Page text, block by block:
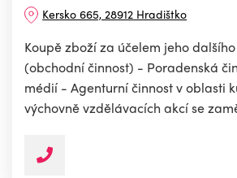
Kersko 665, 28912 Hradištko
Koupě zboží za účelem jeho
(obchodní činnost) - Poradenská
médií - Agenturní činnost v oblasti
výchovně vzdělávacích akcí se